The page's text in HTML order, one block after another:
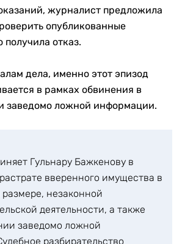
журналист предложила
опубликованные
отказ.
дела, именно этот эпизод
в рамках обвинения в
заведомо ложной информации.
Гульнару Бажкенову в
вверенного имущества в
незаконной
деятельности, а также
заведомо ложной
разбирательство